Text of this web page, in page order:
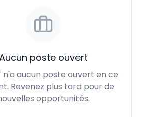
poste ouvert
n'a aucun poste ouvert en ce
Revenez plus tard pour de
opportunités.